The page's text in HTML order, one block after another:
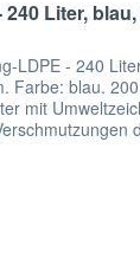
Liter,
LDPE - 240
Farbe: blau.
mit